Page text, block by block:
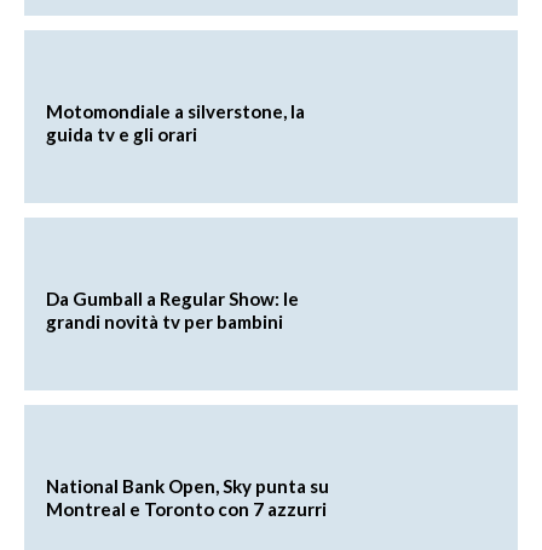
Motomondiale a silverstone, la
guida tv e gli orari
Da Gumball a Regular Show: le
grandi novità tv per bambini
National Bank Open, Sky punta su
Montreal e Toronto con 7 azzurri